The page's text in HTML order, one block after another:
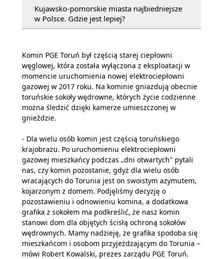
Kujawsko-pomorskie miasta najbiedniejsze
w Polsce. Gdzie jest lepiej?
Komin PGE Toruń był częścią starej ciepłowni
węglowej, która została wyłączona z eksploatacji w
momencie uruchomienia nowej elektrociepłowni
gazowej w 2017 roku. Na kominie gniazdują obecnie
toruńskie sokoły wędrowne, których życie codzienne
można śledzić dzięki kamerze umieszczonej w
gnieździe.
- Dla wielu osób komin jest częścią toruńskiego
krajobrazu. Po uruchomieniu elektrociepłowni
gazowej mieszkańcy podczas „dni otwartych" pytali
nas, czy komin pozostanie, gdyż dla wielu osób
wracających do Torunia jest on swoistym azymutem,
kojarzonym z domem. Podjęliśmy decyzję o
pozostawieniu i odnowieniu komina, a dodatkowa
grafika z sokołem ma podkreślić, że nasz komin
stanowi dom dla objętych ścisłą ochroną sokołów
wędrownych. Mamy nadzieję, że grafika spodoba się
mieszkańcom i osobom przyjeżdzającym do Torunia –
mówi Robert Kowalski, prezes zarządu PGE Toruń.